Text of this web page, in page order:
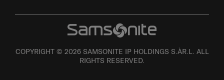
COPYRIGHT © 2026 SAMSONITE IP HOLDINGS S.ÀR.L. ALL
RIGHTS RESERVED.